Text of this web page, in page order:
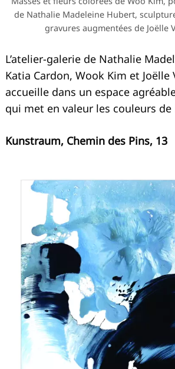
de Nathalie Madeleine Hubert,
gravures augmentées de Joëlle
L’atelier-galerie de Nathalie
Katia Cardon, Wook Kim et Joëlle
accueille dans un espace
qui met en valeur les couleurs
Kunstraum, Chemin des Pins, 13